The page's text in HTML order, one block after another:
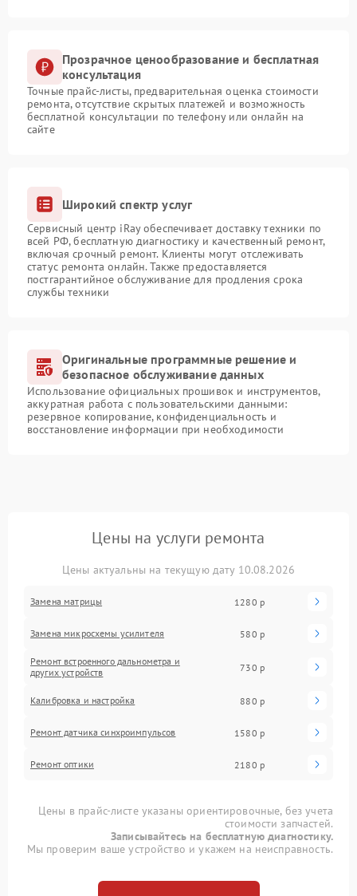
Прозрачное ценообразование и бесплатная
консультация
Точные прайс-листы, предварительная оценка стоимости
ремонта, отсутствие скрытых платежей и возможность
бесплатной консультации по телефону или онлайн на
сайте
Широкий спектр услуг
Сервисный центр iRay обеспечивает доставку техники по
всей РФ, бесплатную диагностику и качественный ремонт,
включая срочный ремонт. Клиенты могут отслеживать
статус ремонта онлайн. Также предоставляется
постгарантийное обслуживание для продления срока
службы техники
Оригинальные программные решение и
безопасное обслуживание данных
Использование официальных прошивок и инструментов,
аккуратная работа с пользовательскими данными:
резервное копирование, конфиденциальность и
восстановление информации при необходимости
Цены на услуги ремонта
Цены актуальны на текущую дату 10.08.2026
Замена матрицы 1280 р
Замена микросхемы усилителя 580 р
Ремонт встроенного дальнометра и
других устройств
730 р
Калибровка и настройка 880 р
Ремонт датчика синхроимпульсов 1580 р
Ремонт оптики 2180 р
Цены в прайс-листе указаны ориентировочные, без учета
стоимости запчастей.
Записывайтесь на бесплатную диагностику.
Мы проверим ваше устройство и укажем на неисправность.